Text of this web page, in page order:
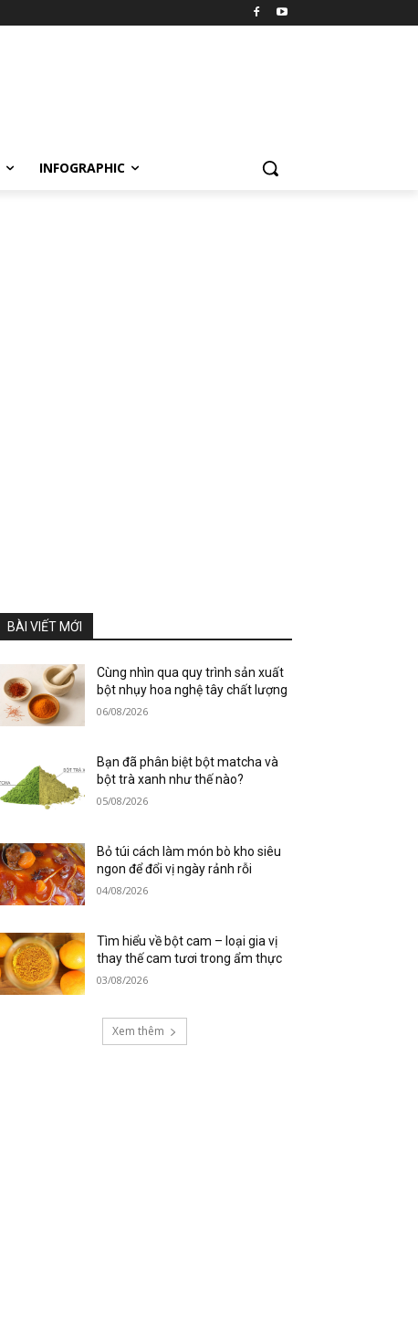
INFOGRAPHIC
BÀI VIẾT MỚI
Cùng nhìn qua quy trình sản xuất
bột nhụy hoa nghệ tây chất lượng
06/08/2026
Bạn đã phân biệt bột matcha và
bột trà xanh như thế nào?
05/08/2026
Bỏ túi cách làm món bò kho siêu
ngon để đổi vị ngày rảnh rỗi
04/08/2026
Tìm hiểu về bột cam – loại gia vị
thay thế cam tươi trong ẩm thực
03/08/2026
Xem thêm